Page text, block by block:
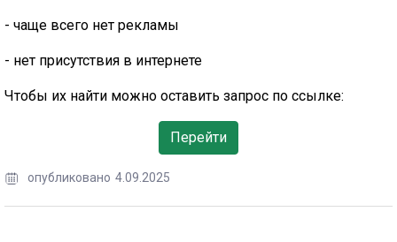
- чаще всего нет рекламы
- нет присутствия в интернете
Чтобы их найти можно оставить запрос по ссылке:
Перейти
опубликовано 4.09.2025